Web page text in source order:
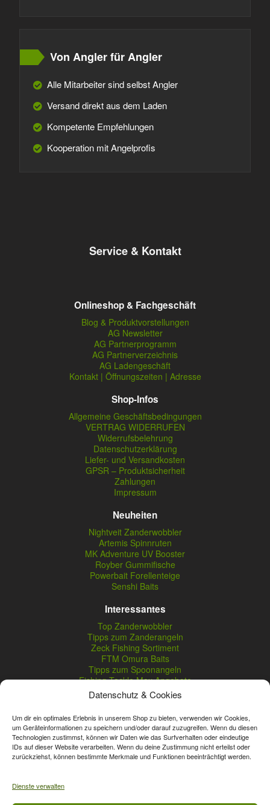
Datenschutz & Cookies
Um dir ein optimales Erlebnis in unserem Shop zu bieten, verwenden wir Cookies,
um Geräteinformationen zu speichern und/oder darauf zuzugreifen. Wenn du diesen
Technologien zustimmst, können wir Daten wie das Surfverhalten oder eindeutige
IDs auf dieser Website verarbeiten. Wenn du deine Zustimmung nicht erteilst oder
zurückziehst, können bestimmte Merkmale und Funktionen beeinträchtigt werden.
Dienste verwalten
Von Angler für Angler
Alle Mitarbeiter sind selbst Angler
Versand direkt aus dem Laden
Kompetente Empfehlungen
Kooperation mit Angelprofis
Service & Kontakt
Onlineshop & Fachgeschäft
Blog & Produktvorstellungen
AG Newsletter
AG Partnerprogramm
AG Partnerverzeichnis
AG Ladengeschäft
Kontakt | Öffnungszeiten | Adresse
Shop-Infos
Allgemeine Geschäftsbedingungen
VERTRAG WIDERRUFEN
Widerrufsbelehrung
Datenschutzerklärung
Liefer- und Versandkosten
GPSR – Produktsicherheit
Zahlungen
Impressum
Neuheiten
Nightveit Zanderwobbler
Artemis Spinnruten
MK Adventure UV Booster
Royber Gummifische
Powerbait Forellenteige
Senshi Baits
Interessantes
Top Zanderwobbler
Tipps zum Zanderangeln
Zeck Fishing Sortiment
FTM Omura Baits
Tipps zum Spoonangeln
Fishing Tackle Max Angebote
Seika Pro Produkte
Nightveit Zanderwobbler
Vertrag widerrufen
Unsere Onlinepreise können günstiger sein.